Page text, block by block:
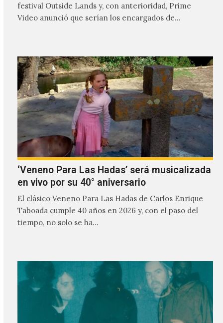
festival Outside Lands y, con anterioridad, Prime
Video anunció que serían los encargados de
‘Veneno Para Las Hadas’ será musicalizada
en vivo por su 40° aniversario
El clásico Veneno Para Las Hadas de Carlos Enrique
Taboada cumple 40 años en 2026 y, con el paso del
tiempo, no solo se ha…